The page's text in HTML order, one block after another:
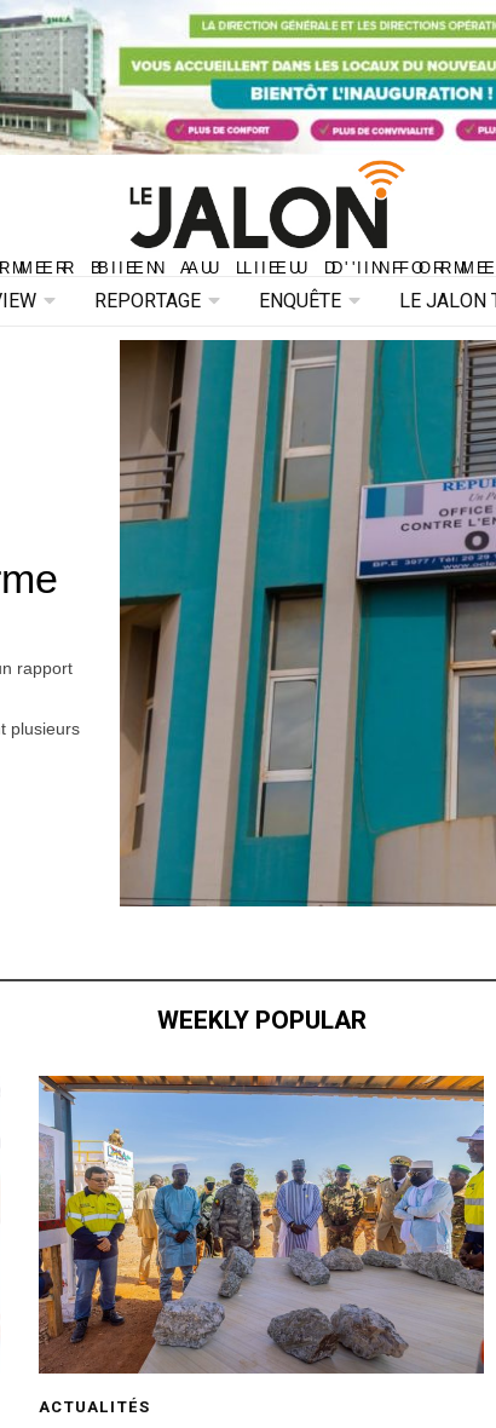
BIEN AU LIEU
BIEN AU LIEU
REPORTAGE ENQUÊTE LE JALON
rapport
plusieurs
WEEKLY POPULAR
ACTUALITÉS